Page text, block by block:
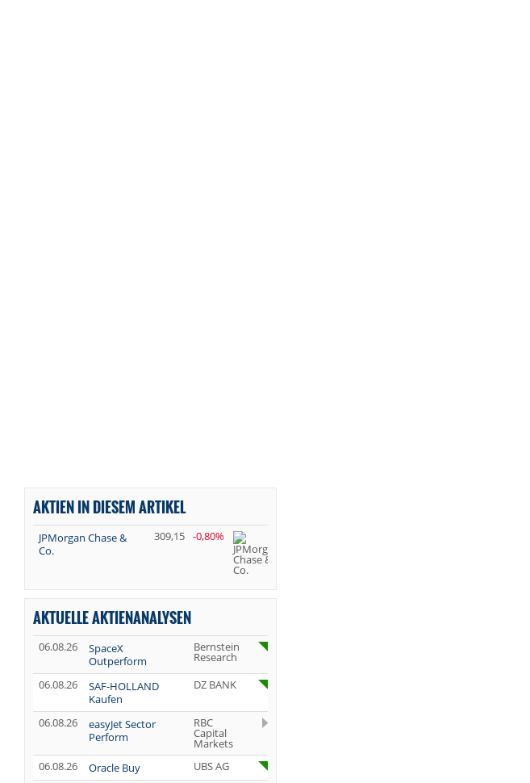
AKTIEN IN DIESEM ARTIKEL
JPMorgan Chase &
Co.
309,15 -0,80%
AKTUELLE AKTIENANALYSEN
06.08.26
SpaceX
Outperform
Bernstein
Research
06.08.26
SAF-HOLLAND
Kaufen
DZ BANK
06.08.26
easyJet Sector
Perform
RBC
Capital
Markets
06.08.26
Oracle Buy
UBS AG